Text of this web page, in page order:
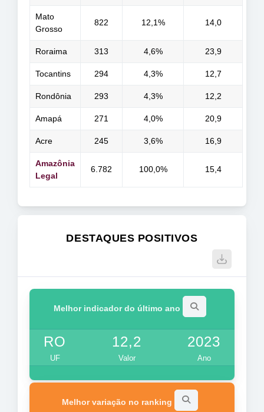
Mato
Grosso
822 12,1% 14,0
Roraima 313 4,6% 23,9
Tocantins 294 4,3% 12,7
Rondônia 293 4,3% 12,2
Amapá 271 4,0% 20,9
Acre 245 3,6% 16,9
Amazônia
Legal
6.782 100,0% 15,4
DESTAQUES POSITIVOS
Melhor indicador do último ano
RO
UF
12,2
Valor
2023
Ano
Melhor variação no ranking